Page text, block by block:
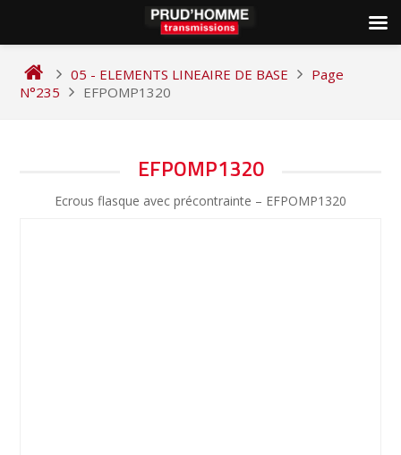
content
05 - ELEMENTS LINEAIRE DE BASE
Page
N°235
EFPOMP1320
EFPOMP1320
Ecrous flasque avec précontrainte – EFPOMP1320